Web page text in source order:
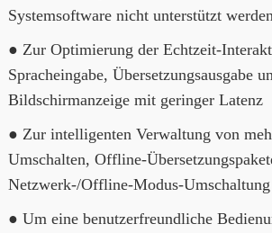
Systemsoftware nicht unterstützt
● Zur Optimierung der Echtzeit-
Spracheingabe, Übersetzungsausgabe
Bildschirmanzeige mit geringer Latenz
● Zur intelligenten Verwaltung von
Umschalten, Offline-
Netzwerk-/Offline-Modus-Umschaltung
● Um eine benutzerfreundliche